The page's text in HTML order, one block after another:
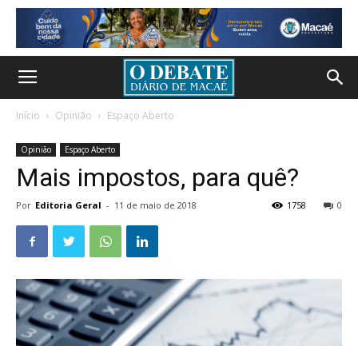
Início Opinião Espaço Aberto
Opinião Espaço Aberto
Mais impostos, para quê?
Por Editoria Geral - 11 de maio de 2018 0
1758